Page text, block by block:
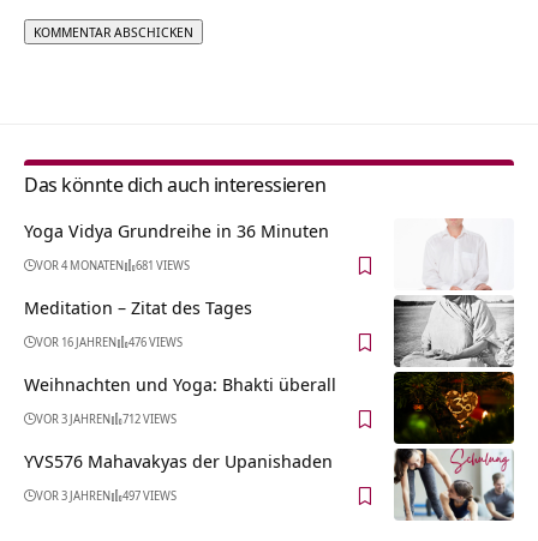
Das könnte dich auch interessieren
Yoga Vidya Grundreihe in 36 Minuten
VOR 4 MONATEN 681 VIEWS
Meditation – Zitat des Tages
VOR 16 JAHREN 476 VIEWS
Weihnachten und Yoga: Bhakti überall
VOR 3 JAHREN 712 VIEWS
YVS576 Mahavakyas der Upanishaden
VOR 3 JAHREN 497 VIEWS